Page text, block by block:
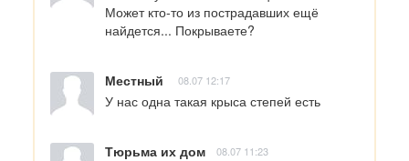
Может кто-то из пострадавших ещё
найдется... Покрываете?
Местный 08.07 12:17
У нас одна такая крыса степей есть
Тюрьма их дом 08.07 11:23